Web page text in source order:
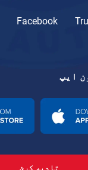
Facebook
ايپ
تادیه کړئ